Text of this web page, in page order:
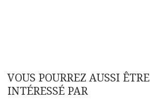
VOUS POURREZ AUSSI ÊTRE
INTÉRESSÉ PAR